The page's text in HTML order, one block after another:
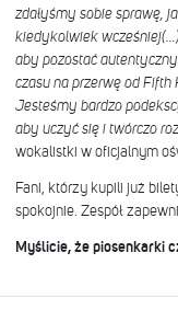
zdałyśmy sobie sprawę,
kiedykolwiek
aby pozostać
czasu na przerwę od
Jesteśmy bardzo
aby uczyć się i twórczo
wokalistki w oficjalnym
Fani, którzy kupili już
spokojnie. Zespół
Myślicie, że piosenkarki